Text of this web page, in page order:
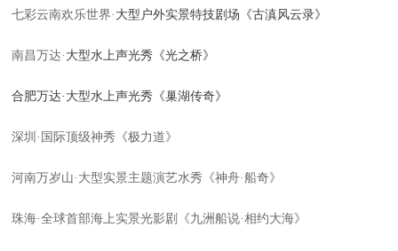
七彩云南欢乐世界· 大型户外实景特技剧场《古滇风云录》
南昌万达· 大型水上声光秀《光之桥》
合肥万达· 大型水上声光秀《巢湖传奇》
深圳·国际顶级神秀《极力道》
河南万岁山·大型实景主题演艺水秀《神舟·船奇》
珠海·全球首部海上实景光影剧《九洲船说·相约大海》